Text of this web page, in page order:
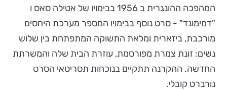
המהפכה ההונגרית ב 1956 בבימויו של אטילה סאס ו
"דמימונד" - סרט נוסף בבימויו המספר מערכת היחסים
מורכבת, ביזארית ומלאת התשוקה המתפתחת בין שלוש
נשים: זונת צמרת מפורסמת, עוזרת הבית שלה והמשרתת
החדשה. ההקרנה תתקיים בנוכחות תסריטאי הסרט
נורברט קובלי.